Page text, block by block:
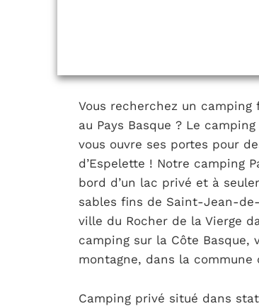
Vous recherchez un
au Pays Basque ? Le
vous ouvre ses portes pour
d’Espelette ! Notre camping
bord d’un lac privé et à
sables fins de Saint-Jean-
ville du Rocher de la Vierge
camping sur la Côte Basque,
montagne, dans la commune
Camping privé situé dans